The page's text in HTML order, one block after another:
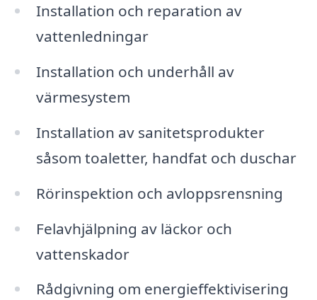
Installation och reparation av
vattenledningar
Installation och underhåll av
värmesystem
Installation av sanitetsprodukter
såsom toaletter, handfat och duschar
Rörinspektion och avloppsrensning
Felavhjälpning av läckor och
vattenskador
Rådgivning om energieffektivisering